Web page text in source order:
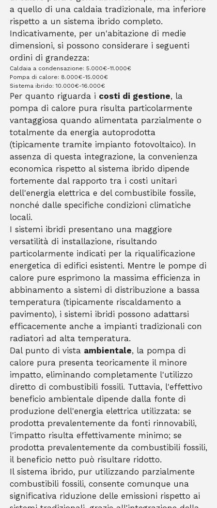
a quello di una caldaia tradizionale, ma inferiore
rispetto a un sistema ibrido completo.
Indicativamente, per un'abitazione di medie
dimensioni, si possono considerare i seguenti
ordini di grandezza:
Caldaia a condensazione: 5.000€-11.000€
Pompa di calore: 8.000€-15.000€
Sistema ibrido: 10.000€-16.000€
Per quanto riguarda i costi di gestione, la
pompa di calore pura risulta particolarmente
vantaggiosa quando alimentata parzialmente o
totalmente da energia autoprodotta
(tipicamente tramite impianto fotovoltaico). In
assenza di questa integrazione, la convenienza
economica rispetto al sistema ibrido dipende
fortemente dal rapporto tra i costi unitari
dell'energia elettrica e del combustibile fossile,
nonché dalle specifiche condizioni climatiche
locali.
I sistemi ibridi presentano una maggiore
versatilità di installazione, risultando
particolarmente indicati per la riqualificazione
energetica di edifici esistenti. Mentre le pompe di
calore pure esprimono la massima efficienza in
abbinamento a sistemi di distribuzione a bassa
temperatura (tipicamente riscaldamento a
pavimento), i sistemi ibridi possono adattarsi
efficacemente anche a impianti tradizionali con
radiatori ad alta temperatura.
Dal punto di vista ambientale, la pompa di
calore pura presenta teoricamente il minore
impatto, eliminando completamente l'utilizzo
diretto di combustibili fossili. Tuttavia, l'effettivo
beneficio ambientale dipende dalla fonte di
produzione dell'energia elettrica utilizzata: se
prodotta prevalentemente da fonti rinnovabili,
l'impatto risulta effettivamente minimo; se
prodotta prevalentemente da combustibili fossili,
il beneficio netto può risultare ridotto.
Il sistema ibrido, pur utilizzando parzialmente
combustibili fossili, consente comunque una
significativa riduzione delle emissioni rispetto ai